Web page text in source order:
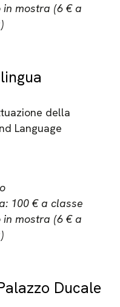
mostra (6 € a
della
Language
100 € a classe
mostra (6 € a
Ducale